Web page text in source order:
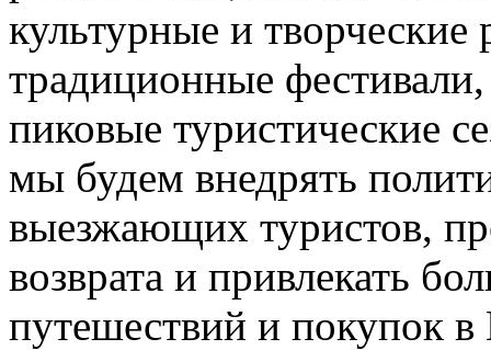
культурные и
традиционные
пиковые туристические
мы будем внедрять
выезжающих туристов,
возврата и привлекать
путешествий и покупок в